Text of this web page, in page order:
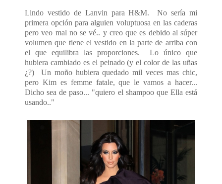
Lindo vestido de Lanvin para H&M. No sería mi
primera opción para alguien voluptuosa en las caderas
pero veo mal no se vé.. y creo que es debido al súper
volumen que tiene el vestido en la parte de arriba con
el que equilibra las proporciones. Lo único que
hubiera cambiado es el peinado (y el color de las uñas
¿?) Un moño hubiera quedado mil veces mas chic,
pero Kim es femme fatale, que le vamos a hacer...
Dicho sea de paso... "quiero el shampoo que Ella está
usando.."